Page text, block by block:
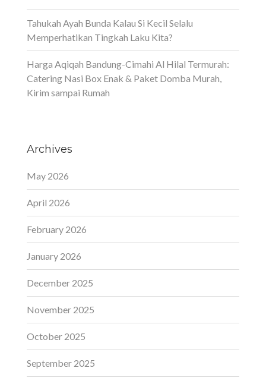
Tahukah Ayah Bunda Kalau Si Kecil Selalu
Memperhatikan Tingkah Laku Kita?
Harga Aqiqah Bandung-Cimahi Al Hilal Termurah:
Catering Nasi Box Enak & Paket Domba Murah,
Kirim sampai Rumah
Archives
May 2026
April 2026
February 2026
January 2026
December 2025
November 2025
October 2025
September 2025